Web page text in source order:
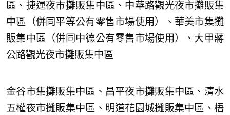
區、捷運夜市攤販集中區、中華路觀光夜市攤販集
中區（併同平等公有零售市場使用）、華美市集攤
販集中區（併同中德公有零售市場使用）、大甲蔣
公路觀光夜市攤販集中區
金谷市集攤販集中區、昌平夜市攤販集中區、清水
五權夜市攤販集中區、明道花園城攤販集中區、梧